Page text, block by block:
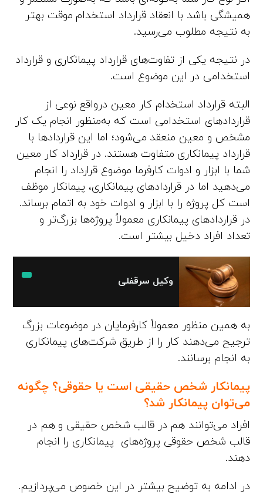
همیشگی باشد با انعقاد قرارداد استخدام موقت بهتر
به نتیجه مطلوب می‌رسید.
در نتیجه یکی از تفاوت‌های قرارداد پیمانکاری و قرارداد
استخدامی در این موضوع است.
البته قرارداد استخدام کار معین درواقع نوعی از
قراردادهای استخدامی است که به‌منظور انجام یک کار
مشخص و معین منعقد می‌شود؛ اما این قراردادها با
قرارداد پیمانکاری متفاوت هستند. در قرارداد کار معین
شما با ابزار و ادوات کارفرما موضوع قرارداد را انجام
می‌دهید اما در قراردادهای پیمانکاری، پیمانکار موظف
است کل پروژه را با ابزار و ادوات خود به اتمام برساند.
در قراردادهای پیمانکاری معمولاً پروژه‌ها بزرگ‌تر و
تعداد افراد دخیل بیشتر است.
وکیل سرقفلی
به همین منظور معمولاً کارفرمایان در موضوعات بزرگ
ترجیح می‌دهند کار را از طریق شرکت‌های پیمانکاری
به انجام برسانند.
پیمانکار شخص حقیقی است یا حقوقی؟ چگونه
می‌توان پیمانکار شد؟
افراد می‌توانند هم در قالب شخص حقیقی و هم در
قالب شخص حقوقی پروژه‌های پیمانکاری را انجام
دهند.
در ادامه به توضیح بیشتر در این خصوص می‌پردازیم.